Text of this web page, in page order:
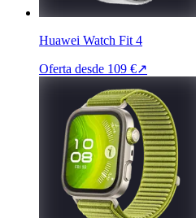
Huawei Watch Fit 4
Oferta desde 109 €↗